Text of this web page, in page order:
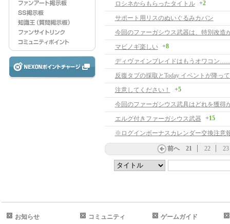
ロシネからもらったタイトル +2
サポート用リスのぬいぐるみカバン
今回のファーガシウス武器は、特別改造
マビノギ楽しい
+8
ディヴァインブレイドはもうオワコン
反復タブの採取とToday イベントが降っ
注意してください！
+5
今回のファーガシウス武具はどれを獲得
エルグ付きファーガシウス武器
+15
※ログインボーナスカレンダー交換注意
前へ 21 22 23
お知らせ コミュニティ ゲームガイド